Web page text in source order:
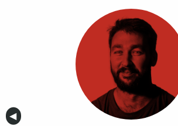
Anterior
◀︎